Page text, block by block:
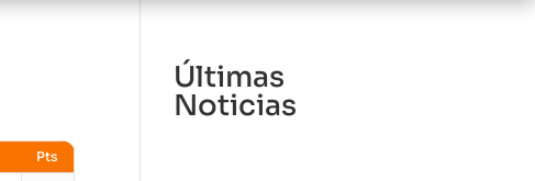
Pts
Últimas
Noticias